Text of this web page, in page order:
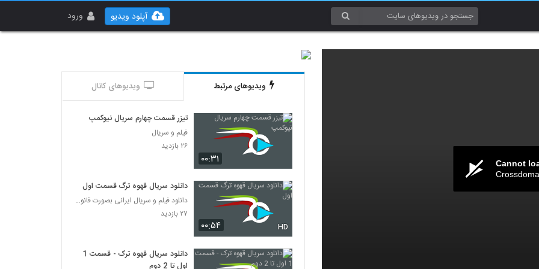
ورود آپلود ویدیو
Cannot
ویدیوهای مرتبط ویدیوهای کانال
۰۰:۳۱
تیزر قسمت چهارم سریال نیوکمپ
فیلم و سریال
۲۶ بازدید
۰۰:۵۴ HD
دانلود سریال قهوه ترگ قسمت اول
دانلود فیلم و سریال ایرانی بصورت قانونی
۲۷ بازدید
دانلود سریال قهوه ترک - قسمت 1
اول تا 2 دوم